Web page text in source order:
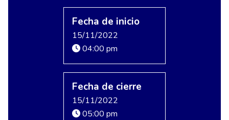
Fecha de inicio
15/11/2022
04:00 pm
Fecha de cierre
15/11/2022
05:00 pm